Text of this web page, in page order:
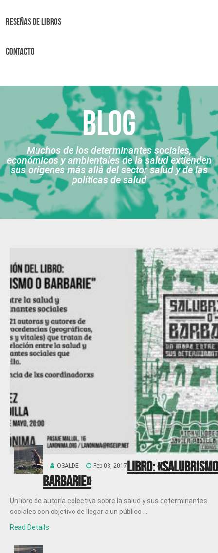
Reseñas de libros
Contacto
Blog
Muchos de los determinantes sociales,
económicos y ambientales de la salud extienden
sus orígenes más allá del sector salud y de las
políticas de salud
OSALDE Feb 03, 2017Libro:
barbarie»
Un libro de autoría colectiva sobre la salud y sus determinantes
sociales con objetivo de llegar a un público ...
Read Details